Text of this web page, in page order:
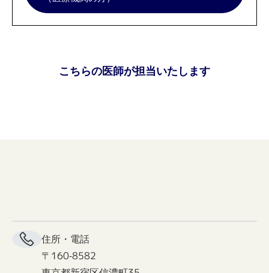
こちらの医師が担当いたします
住所・電話
〒160-8582